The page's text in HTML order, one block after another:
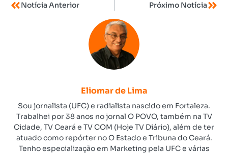
Notícia Anterior Próximo Notícia
Eliomar de Lima
Sou jornalista (UFC) e radialista nascido em Fortaleza.
Trabalhei por 38 anos no jornal O POVO, também na TV
Cidade, TV Ceará e TV COM (Hoje TV Diário), além de ter
atuado como repórter no O Estado e Tribuna do Ceará.
Tenho especialização em Marketing pela UFC e várias